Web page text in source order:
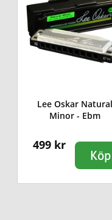
Lee Oskar Natural
Minor - Ebm
499 kr
Köp